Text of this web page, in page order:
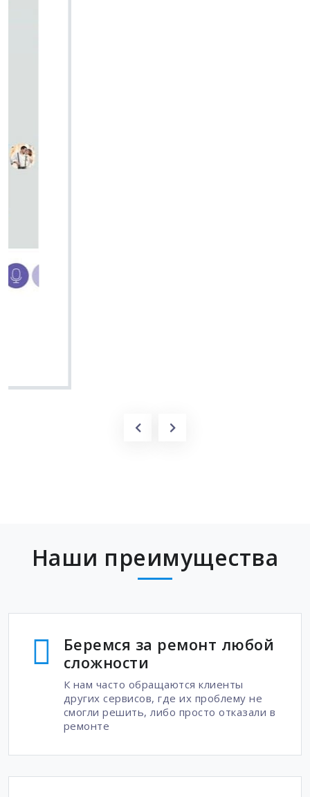
Наши преимущества
Беремся за ремонт любой
сложности
К нам часто обращаются клиенты
других сервисов, где их проблему не
смогли решить, либо просто отказали в
ремонте